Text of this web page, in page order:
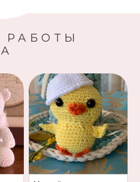
РАБОТЫ